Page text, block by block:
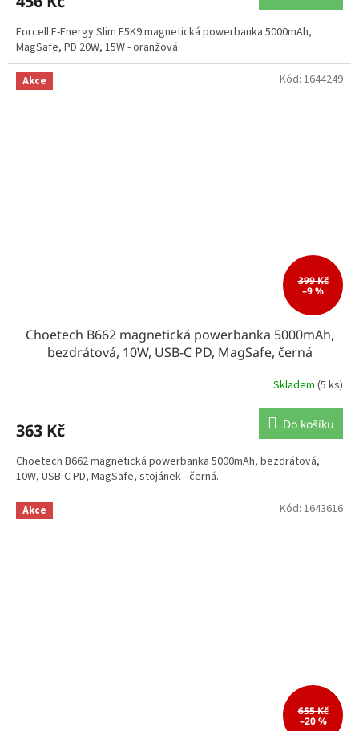
Forcell F-Energy Slim F5K9 magnetická powerbanka 5000mAh,
MagSafe, PD 20W, 15W - oranžová.
Akce
399 Kč
–9 %
Choetech B662 magnetická powerbanka 5000mAh,
bezdrátová, 10W, USB-C PD, MagSafe, černá
Skladem (5 ks)
363 Kč Do košíku
Choetech B662 magnetická powerbanka 5000mAh, bezdrátová,
10W, USB-C PD, MagSafe, stojánek - černá.
Kód: 1644249
Akce
655 Kč
–20 %
Kód: 1643616